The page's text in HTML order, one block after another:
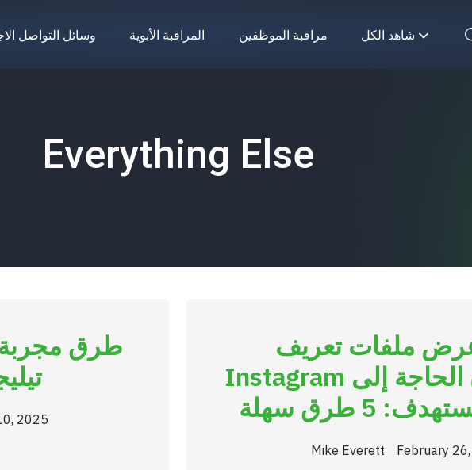
وسائل التواصل المراقبة الأبوية مراقبة الموظفين شاهد الكل
Everything Else
2025
ملفات تعريف
Instagram الخاصة دون الحاجة إلى
5 طرق سهلة
Mike Everett February